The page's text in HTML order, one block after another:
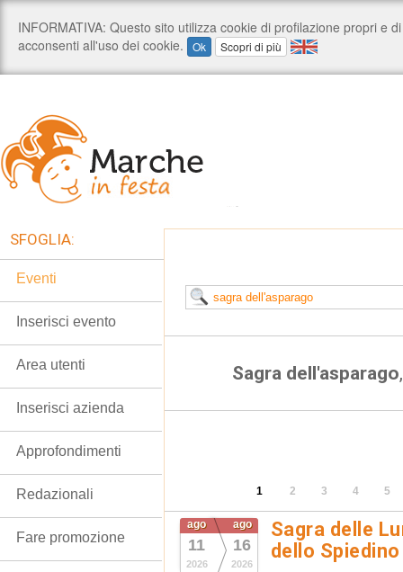
Sagra dell'asparago
1 2 3 4 5
ago
11
2026
ago
16
2026
Sagra delle
dello Spiedino
SFOGLIA:
Eventi
Inserisci evento
Area utenti
Inserisci azienda
Approfondimenti
Redazionali
Fare promozione